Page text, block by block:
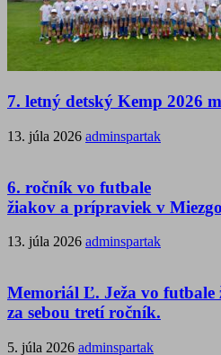
7. letný detský Kemp 2026
13. júla 2026 adminspartak
6. ročník vo futbale
žiakov a prípraviek v
13. júla 2026 adminspartak
Memoriál Ľ. Ježa vo
za sebou tretí ročník.
5. júla 2026 adminspartak